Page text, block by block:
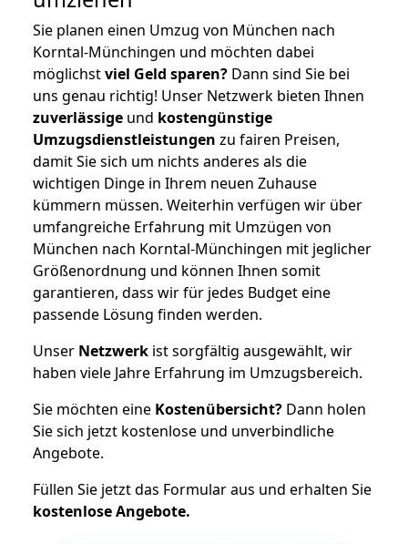
Sie planen einen Umzug von München nach
Korntal-Münchingen und möchten dabei
möglichstviel Geld sparen? Dann sind Sie bei
uns genau richtig! Unser Netzwerk bieten Ihnen
zuverlässige und kostengünstige
Umzugsdienstleistungen zu fairen Preisen,
damit Sie sich um nichts anderes als die
wichtigen Dinge in Ihrem neuen Zuhause
kümmern müssen. Weiterhin verfügen wir über
umfangreiche Erfahrung mit Umzügen von
München nach Korntal-Münchingen mit jeglicher
Größenordnung und können Ihnen somit
garantieren, dass wir für jedes Budget eine
passende Lösung finden werden.
Unser Netzwerk ist sorgfältig ausgewählt, wir
haben viele Jahre Erfahrung im Umzugsbereich.
Sie möchten eine Kostenübersicht? Dann holen
Sie sich jetzt kostenlose und unverbindliche
Angebote.
Füllen Sie jetzt das Formular aus und erhalten Sie
kostenloseAngebote.